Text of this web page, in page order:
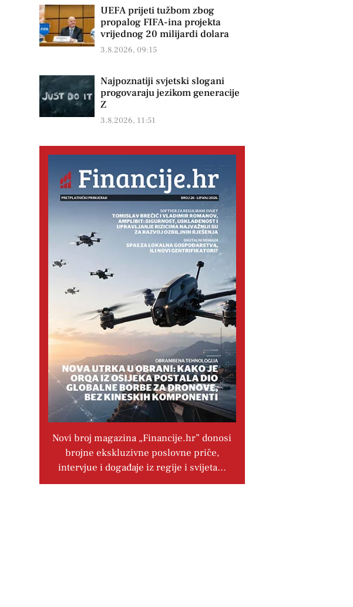
UEFA prijeti tužbom zbog
propalog FIFA-ina projekta
vrijednog 20 milijardi dolara
3.8.2026, 09:15
Najpoznatiji svjetski slogani
progovaraju jezikom generacije
Z
3.8.2026, 11:51
Novi broj magazina „Financije.hr” donosi
brojne ekskluzivne poslovne priče,
intervjue i događaje iz regije i svijeta…